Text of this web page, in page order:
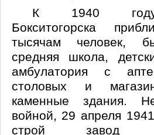
К 1940 году
Бокситогорска
тысячам человек,
средняя школа,
амбулатория с
столовых и
каменные здания.
войной, 29 апреля
строй завод